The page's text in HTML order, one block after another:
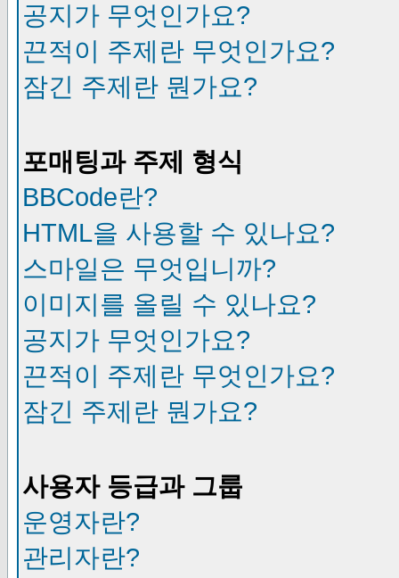
공지가 무엇인가요?
끈적이 주제란 무엇인가요?
잠긴 주제란 뭔가요?
포매팅과 주제 형식
BBCode란?
HTML을 사용할 수 있나요?
스마일은 무엇입니까?
이미지를 올릴 수 있나요?
공지가 무엇인가요?
끈적이 주제란 무엇인가요?
잠긴 주제란 뭔가요?
사용자 등급과 그룹
운영자란?
관리자란?